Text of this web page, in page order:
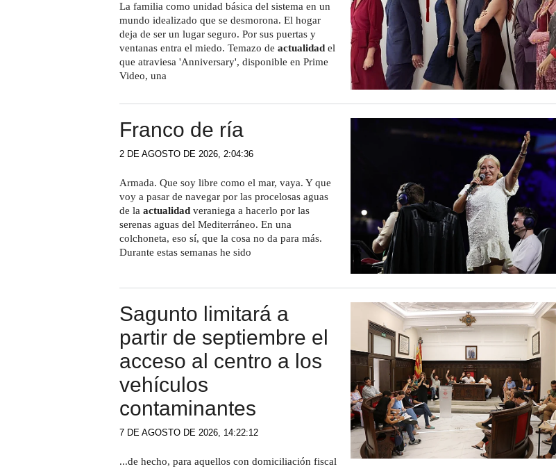
La familia como unidad básica del sistema en un
mundo idealizado que se desmorona. El hogar
deja de ser un lugar seguro. Por sus puertas y
ventanas entra el miedo. Temazo de actualidad el
que atraviesa 'Anniversary', disponible en Prime
Video, una
Franco de ría
2 DE AGOSTO DE 2026, 2:04:36
Armada. Que soy libre como el mar, vaya. Y que
voy a pasar de navegar por las procelosas aguas
de la actualidad veraniega a hacerlo por las
serenas aguas del Mediterráneo. En una
colchoneta, eso sí, que la cosa no da para más.
Durante estas semanas he sido
Sagunto limitará a
partir de septiembre el
acceso al centro a los
vehículos
contaminantes
7 DE AGOSTO DE 2026, 14:22:12
...de hecho, para aquellos con domiciliación fiscal